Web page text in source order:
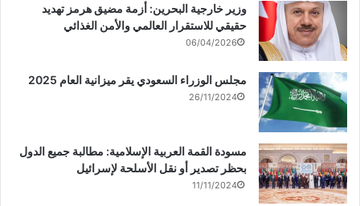
وزير خارجية البحرين: أزمة مضيق هرمز تهديد
حقيقي للاستقرار العالمي والأمن الغذائي
06/04/2026
مجلس الوزراء السعودي يقر ميزانية العام 2025
26/11/2024
مسودة القمة العربية الإسلامية: مطالبة جميع الدول
بحظر تصدير أو نقل الأسلحة لإسرائيل
11/11/2024